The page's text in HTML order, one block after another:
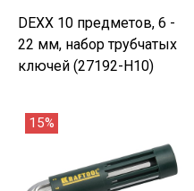
DEXX 10 предметов, 6 -
22 мм, набор трубчатых
ключей (27192-H10)
15%